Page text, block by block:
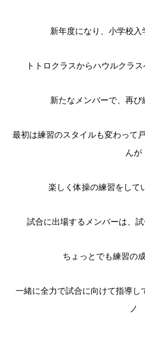
新年度になり、小学校
トトロクラスからハウルクラ
新たなメンバーで、再び
最初は練習のスタイルも変わって
んが
楽しく体操の練習をし
試合に出場するメンバーは、
ちょっとでも練習の
一緒に全力で試合に向けて指導し
ノ